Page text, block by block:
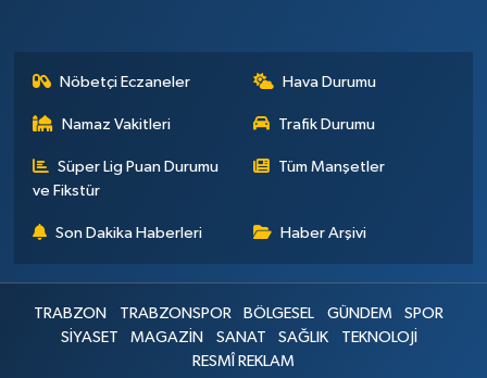
Nöbetçi Eczaneler Hava Durumu
Namaz Vakitleri Trafik Durumu
Süper Lig Puan Durumu
ve Fikstür
Tüm Manşetler
Son Dakika Haberleri Haber Arşivi
TRABZON TRABZONSPOR BÖLGESEL GÜNDEM
SPOR
SİYASET
MAGAZİN SANAT SAĞLIK
TEKNOLOJİ
RESMÎ REKLAM